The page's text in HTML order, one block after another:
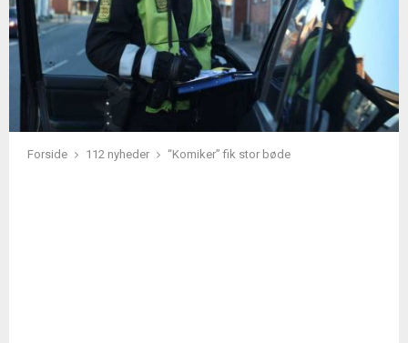
Forside 112 nyheder “Komiker” fik stor bøde